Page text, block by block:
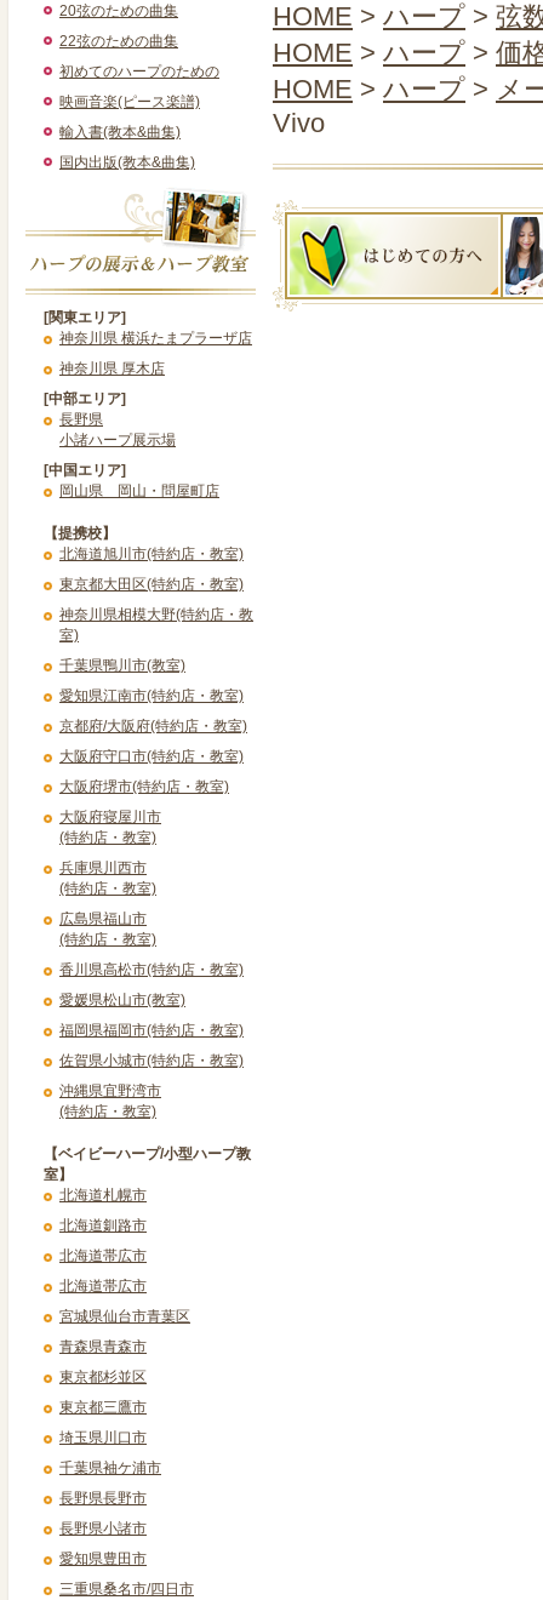
20弦のための曲集
22弦のための曲集
初めてのハープのための
映画音楽(ピース楽譜)
輸入書(教本&曲集)
国内出版(教本&曲集)
[関東エリア]
神奈川県 横浜たまプラーザ店
神奈川県 厚木店
[中部エリア]
長野県
小諸ハープ展示場
[中国エリア]
岡山県 岡山・問屋町店
【提携校】
北海道旭川市(特約店・教室)
東京都大田区(特約店・教室)
神奈川県相模大野(特約店・教
室)
千葉県鴨川市(教室)
愛知県江南市(特約店・教室)
京都府/大阪府(特約店・教室)
大阪府守口市(特約店・教室)
大阪府堺市(特約店・教室)
大阪府寝屋川市
(特約店・教室)
兵庫県川西市
(特約店・教室)
広島県福山市
(特約店・教室)
香川県高松市(特約店・教室)
愛媛県松山市(教室)
福岡県福岡市(特約店・教室)
佐賀県小城市(特約店・教室)
沖縄県宜野湾市
(特約店・教室)
【ベイビーハープ/小型ハープ教
室】
北海道札幌市
北海道釧路市
北海道帯広市
北海道帯広市
宮城県仙台市青葉区
青森県青森市
東京都杉並区
東京都三鷹市
埼玉県川口市
千葉県袖ケ浦市
長野県長野市
長野県小諸市
愛知県豊田市
三重県桑名市/四日市
HOME > ハープ > 弦
HOME > ハープ > 価
HOME > ハープ > メ
Vivo